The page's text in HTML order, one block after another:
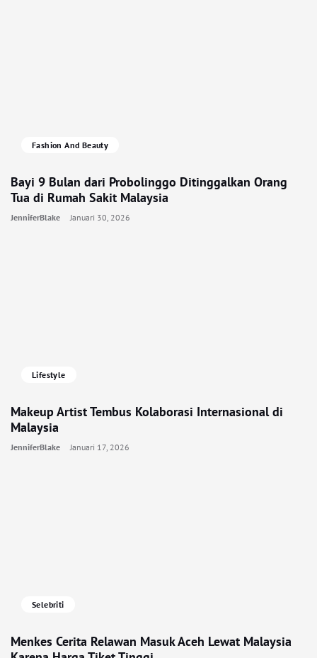
Fashion And Beauty
Bayi 9 Bulan dari Probolinggo Ditinggalkan Orang
Tua di Rumah Sakit Malaysia
JenniferBlake Januari 30, 2026
Lifestyle
Makeup Artist Tembus Kolaborasi Internasional di
Malaysia
JenniferBlake Januari 17, 2026
Selebriti
Menkes Cerita Relawan Masuk Aceh Lewat Malaysia